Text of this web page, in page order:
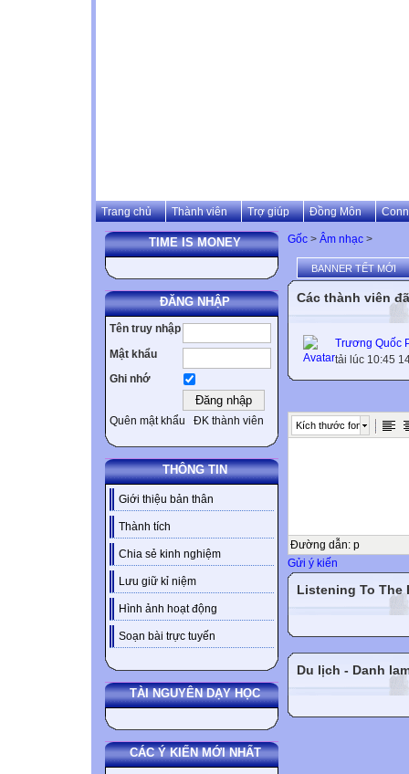
Trang chủ Thành viên Trợ giúp Đồng Môn
TIME IS MONEY
ĐĂNG NHẬP
Tên truy nhập
Mật khẩu
Ghi nhớ
Quên mật khẩu ĐK thành viên
THÔNG TIN
Giới thiệu bản thân
Thành tích
Chia sẻ kinh nghiệm
Lưu giữ kỉ niệm
Hình ảnh hoạt động
Soạn bài trực tuyến
TÀI NGUYÊN DẠY HỌC
CÁC Ý KIẾN MỚI NHẤT
Gốc > Âm nhạc >
BANNER TẾT MỚI
Các thành viên
Trương Quốc
tải lúc 10:45
Kích thước font
Đường dẫn: p
Gửi ý kiến
Listening To The
Du lịch - Danh